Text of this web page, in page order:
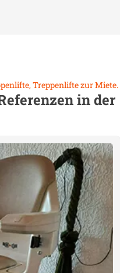
Treppenlifte zur Miete.
in der